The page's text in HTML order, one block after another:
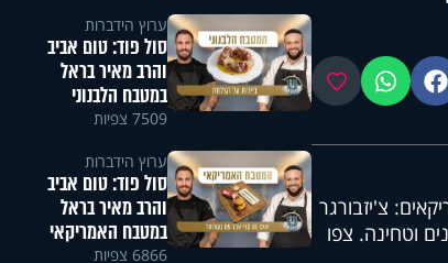
פייסבוקווטסאפ מועדפים
צ'יזבורגר
וטחינה. צפו
ערוץ הידברות
סול פוד: טום אביב
והרב מאיר בראל
במטבח הלבנוני
7509 צפיות
ערוץ הידברות
סול פוד: טום אביב
והרב מאיר בראל
במטבח האמריקאי
6866 צפיות